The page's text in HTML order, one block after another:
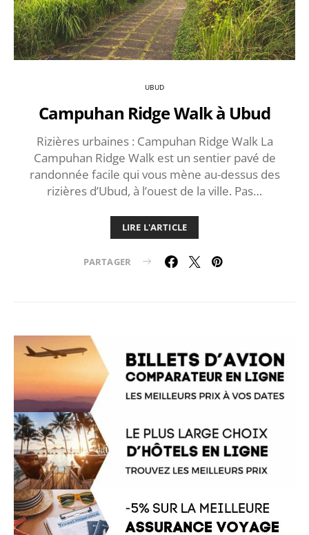
UBUD
Campuhan Ridge Walk à Ubud
Rizières urbaines : Campuhan Ridge Walk La
Campuhan Ridge Walk est un sentier pavé de
randonnée facile qui vous mène au-dessus des
rizières d’Ubud, à l’ouest de la ville. Pas…
LIRE L'ARTICLE
PARTAGER